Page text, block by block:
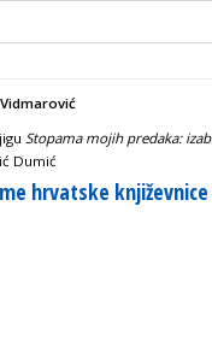
Stopama mojih predaka:
Dumić
hrvatske